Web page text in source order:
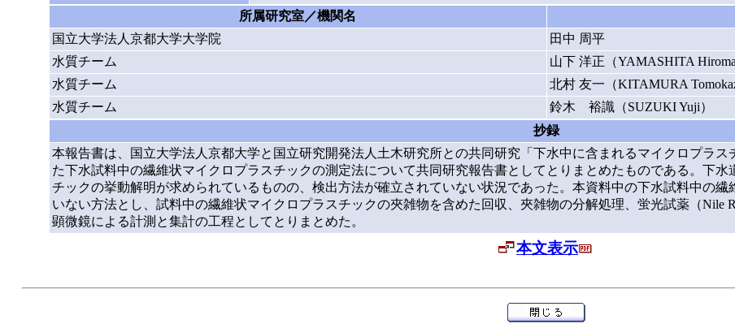
所属研究室／機関名
国立大学法人京都大学大学院
田中 周平
水質チーム
山下 洋正（YAMASHITA
水質チーム
北村 友一（KITAMURA
水質チーム
鈴木 裕識（SUZUKI Yuji）
抄録
本報告書は、国立大学法人京都大学と国立研究開発法人土木研究所との共同研究「下水中に含まれるマイクロプラ
た下水試料中の繊維状マイクロプラスチックの測定法について共同研究報告書としてとりまとめたものである。下
チックの挙動解明が求められているものの、検出方法が確立されていない状況であった。本資料中の下水試料中の
いない方法とし、試料中の繊維状マイクロプラスチックの夾雑物を含めた回収、夾雑物の分解処理、蛍光試薬（Nile
顕微鏡による計測と集計の工程としてとりまとめた。
本文表示